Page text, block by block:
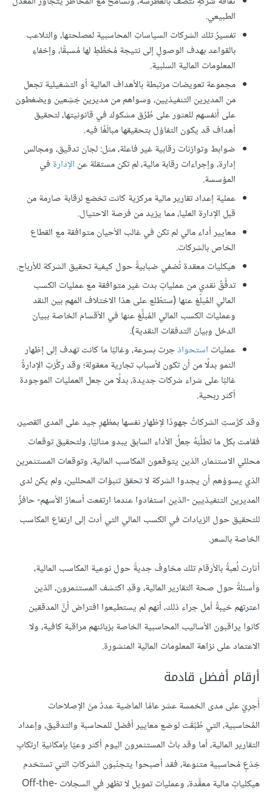
الطبيعي.
تفسيرُ تلك الشركات السياساتِ المحاسبية لمصلحتها، والتلاعب
بالقواعد بهدف الوصولِ إلى نتيجة مُخطَّطٍ لها مُسبقًا، وإخفاءِ
المعلومات المالية السلبية.
مجموعة تعويضات مرتبطة بالأهداف المالية أو التشغيلية تجعل
من المديرين التنفيذيين، وسواهم من مديرين جَشِعين ويضغطون
على أنفسهم للعثور على طُرُق مشكوك في قانونيتها، لتحقيق
أهداف قد يكون التفاؤل بتحقيقها مبالَغًا فيه.
ضوابط وتوازنات رقابية غير فاعلة، مثل: لجان تدقيق، ومجالس
إدارة، وإجراءات رقابة مالية، لم تكن مستقلة عن الإدارة في
المؤسسة.
عملية إعداد تقارير مالية مركزية كانت تخضع لرقابة صارمة من
قبل الإدارة العليا، مما يزيد من فرصة الاحتيال.
معايير أداء مالي لم تكن في غالب الأحيان متوافقة مع القطاع
الخاص بالشركات.
هيكليات معقدة تُضفي ضبابيةً حول كيفية تحقيق الشركة للأرباح.
تدفُّقٌ نقدي من عملياتٍ بدت غير متوافقة مع عمليات الكسب
المالي المُبلّغ عنها (ستطّلع على هذا الاختلاف المهم بين النقد
وعمليات الكسب المالي المُبلَّغ عنها في الأقسام الخاصة ببيان
الدخل وبيان التدفقات النقدية).
عمليات استحواذجرت بسرعة، وغالبًا ما كانت تهدف إلى إظهار
النمو بدلًا من أن تكون لأسباب تجارية معقولة؛ وقد ركَّزتِ الإدارةُ
غالبًا على شراء شركات جديدة، بدلًا من جعل العمليات الموجودة
أكثر ربحية.
وقد كرَّستِ الشركاتُ جهودًا لإظهار نفسها بمظهرٍ جيد على المدى القصير،
فقامت بكل ما تطلَّبَهُ جعلُ الأداء السابق يبدو مثاليًا، ولتحقيق توقعات
محللي الاستثمار، الذين يتوقعون المكاسب المالية، وتوقعات المستثمرين
الذي يسوؤهم أن يجدوا الشركة لا تحقق تنبؤات المحللين، ولم يكن لدى
المديرين التنفيذيين -الذين استفادوا عندما ارتفعت أسعارُ الأسهم- حافزٌ
للتحقيق حول الزيادات في الكسب المالي التي أدت إلى ارتفاع المكاسب
الخاصة بالسعر.
أثارت لُعبةُ بالأرقام تلك مخاوفَ جديةً حول نوعية المكاسب المالية،
وأسئلةً حول صحة التقارير المالية، وقدِ اكتشف المستثمرون، الذين
اعترتهم خيبةُ أمل جراء ذلك، أنهم لم يستطيعوا افتراض أنَّ المدققين
كانوا يراقبون الأساليب المحاسبية الخاصة بزبائنهم مراقبة كافية، ولا
الاعتماد على نزاهة المعلومات المالية المنشورة.
أرقام أفضل قادمة
أُجرِيَ على مدى الخمسة عشر عامًا الماضية عددٌ منَ الإصلاحات
المُحاسبية، التي طُبِّقَت لوضع معايير أفضل للمحاسبة والتدقيق، وإعداد
التقارير المالية، أما وقد باتَ المستثمرون اليوم أكثر وعيًا بإمكانيةِ ارتكابِ
خِدَعٍ مُحاسبية متنوعة، فقد أصبحوا يتجنّبون الشركاتِ التي تستخدم
هيكلياتٍ مالية معقَّدة، وعمليات تمويل لا تظهر في السجلات Off-the-